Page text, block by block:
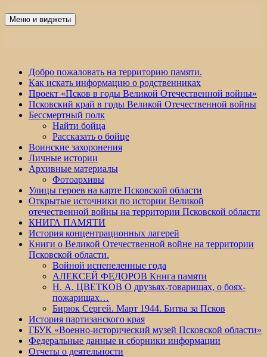
Победа 60
Меню и виджеты
Добро пожаловать на территорию памяти.
Как искать информацию о родственниках
Проект «Псков в годы Великой Отечественной войны»
Псковский край в годы Великой Отечественной войны
Бессмертный полк
Найти бойца
Рассказать о бойце
Воинские захоронения
Личные истории
Архивные материалы
Фотоархивы
Улицы героев на карте Псковской области
Открытые источники по истории Великой
отечественной войны на территории Псковской области
КНИГА ПАМЯТИ
История концентрационных лагерей
Книги о Великой Отечественной войне на территории
Псковской области.
Войной испепеленные года
АЛЕКСЕЙ ФЕДОРОВ Книга памяти
Н. А. ЦВЕТКОВ О друзьях-товарищах, о боях-
пожарищах…
Бирюк Сергей. Март 1944. Битва за Псков
История партизанского края
ГБУК «Военно-исторический музей Псковской области»
Федеральные данные и сборники информации
Отчеты о деятельности